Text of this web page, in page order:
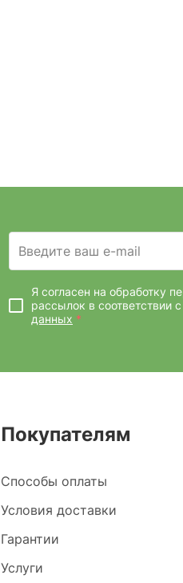
Введите ваш e-mail
Я согласен на обработку
рассылок в соответствии с
данных *
Покупателям
Способы оплаты
Условия доставки
Гарантии
Услуги